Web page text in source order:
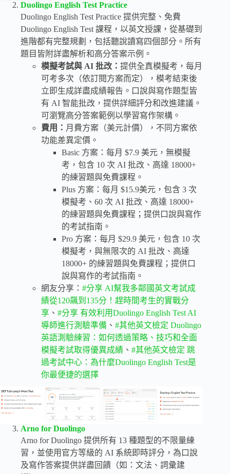
Duolingo English Test Practice
Duolingo English Test Practice 提供完整、免費
Duolingo English Test 課程，以英文授課，從基礎到
進階都有完整規劃，包括聽說讀寫四個部分。所有
題目皆附詳盡解析和高分答案示例。
模擬考試與 AI 批改： 提供全真模擬考，每月
可考多次（依訂閱方案而定），模考結束後
立即生成詳盡成績報告。口說與寫作題型皆
有 AI 智能批改，提供詳細評分和改進建議。
可瀏覽高分答案範例以學習寫作架構。
費用： 月費方案（美元計價），不同方案依
功能差異定價。
Basic 方案：每月 $7.9 美元，無模擬
考，包含 10 次 AI 批改、高達 18000+
的練習題與免費課程。
Plus 方案：每月 $15.9美元，包含 3 次
模擬考、60 次 AI 批改、高達 18000+
的練習題與免費課程；提供口說與寫作
的考試指南。
Pro 方案：每月 $29.9 美元，包含 10 次
模擬考，與無限次的 AI 批改、高達
18000+ 的練習題與免費課程；提供口
說與寫作的考試指南。
網友分享： #分享 AI幫我多鄰國英文考試成
績從120飆到135分！趕時間考生的實戰分
享 、 #分享 有效利用Duolingo English Test AI
導師進行測驗準備 、 #其他英文檢定 Duolingo
英語測驗練習：如何透過策略、技巧和全面
模擬考試取得優異成績 、 #其他英文檢定 跳
過考試中心：為什麼Duolingo English Test是
你最便捷的選擇
Arno for Duolingo
Arno for Duolingo 提供所有 13 種題型的不限量練
習，並使用官方等級的 AI 系統即時評分，為口說
及寫作答案提供詳盡回饋（如：文法、詞彙建